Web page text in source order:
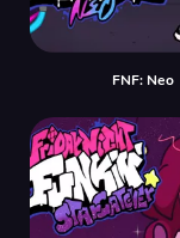
FNF: Neo